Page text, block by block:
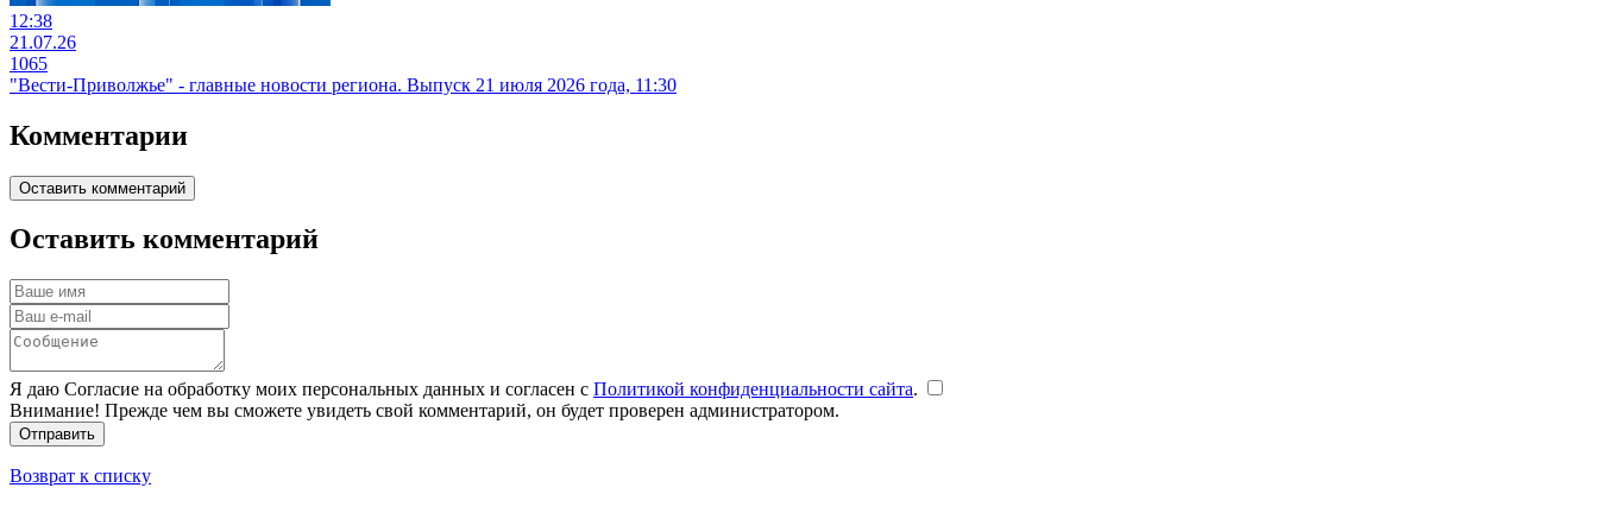
12:38
21.07.26
1065
"Вести-Приволжье" - главные новости региона. Выпуск 21 июля 2026 года, 11:30
Комментарии
Оставить комментарий
Оставить комментарий
Я даю Согласие на обработку моих персональных данных и согласен с Политикой конфиденциальности сайта.
Внимание! Прежде чем вы сможете увидеть свой комментарий, он будет проверен администратором.
Отправить
Возврат к списку